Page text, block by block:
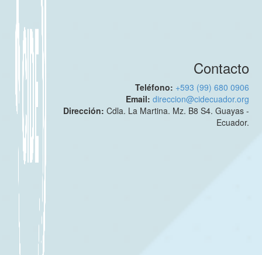
Contacto
Teléfono: +593 (99) 680 0906
Email:direccion@cidecuador.org
Dirección:Cdla. La Martina. Mz. B8 S4. Guayas -
Ecuador.